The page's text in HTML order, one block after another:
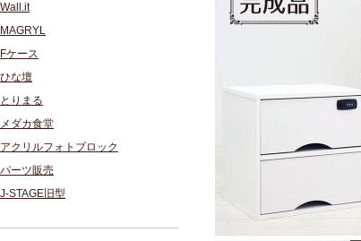
Wall.it
MAGRYL
Fケース
ひな壇
とりまる
メダカ食堂
アクリルフォトブロック
パーツ販売
J-STAGE旧型